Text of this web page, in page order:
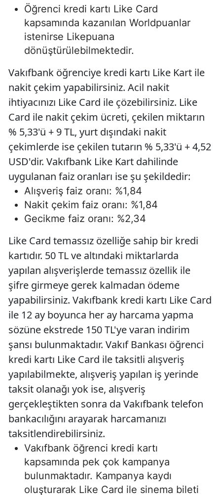
Öğrenci kredi kartı Like Card
kapsamında kazanılan Worldpuanlar
istenirse Likepuana
dönüştürülebilmektedir.
Vakıfbank öğrenciye kredi kartı Like Kart ile
nakit çekim yapabilirsiniz. Acil nakit
ihtiyacınızı Like Card ile çözebilirsiniz. Like
Card ile nakit çekim ücreti, çekilen miktarın
% 5,33'ü + 9 TL, yurt dışındaki nakit
çekimlerde ise çekilen tutarın % 5,33'ü + 4,52
USD'dir. Vakıfbank Like Kart dahilinde
uygulanan faiz oranları ise şu şekildedir:
Alışveriş faiz oranı: %1,84
Nakit çekim faiz oranı: %1,84
Gecikme faiz oranı: %2,34
Like Card temassız özelliğe sahip bir kredi
kartıdır. 50 TL ve altındaki miktarlarda
yapılan alışverişlerde temassız özellik ile
şifre girmeye gerek kalmadan ödeme
yapabilirsiniz. Vakıfbank kredi kartı Like Card
ile 12 ay boyunca her ay harcama yapma
sözüne ekstrede 150 TL'ye varan indirim
şansı bulunmaktadır. Vakıf Bankası öğrenci
kredi kartı Like Card ile taksitli alışveriş
yapılabilmekte, alışveriş yapılan iş yerinde
taksit olanağı yok ise, alışveriş
gerçekleştikten sonra da Vakıfbank telefon
bankacılığını arayarak harcamanızı
taksitlendirebilirsiniz.
Vakıfbank öğrenci kredi kartı
kapsamında pek çok kampanya
bulunmaktadır. Kampanya kaydı
oluşturarak Like Card ile sinema bileti